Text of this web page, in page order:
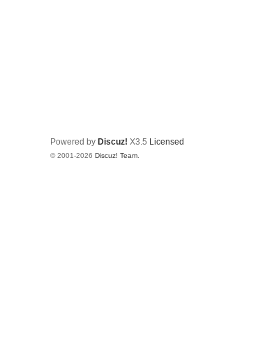
Powered by Discuz! X3.5 Licensed
© 2001-2026 Discuz! Team